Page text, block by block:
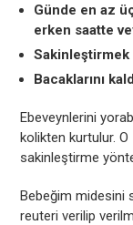
Günde en az
erken saatte
Bacaklarını
Ebeveynlerini
kolikten kurtulur.
sakinleştirme
Bebeğim midesini
reuteri verilip